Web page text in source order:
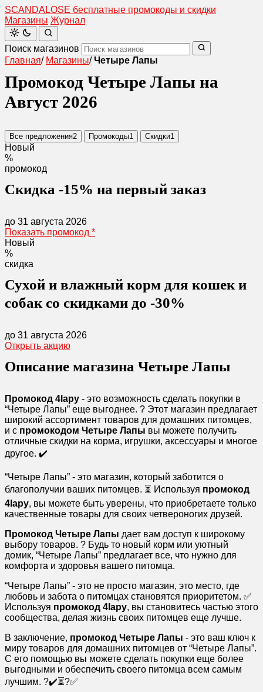
SCANDALOSE бесплатные промокоды и скидки
Магазины Журнал
Поиск магазинов
Главная/ Магазины/ Четыре Лапы
Промокод Четыре Лапы на
Август 2026
Все предложения2 Промокоды1 Скидки1
Новый
%
промокод
Скидка -15% на первый заказ
до 31 августа 2026
Показать промокод *
Новый
%
скидка
Сухой и влажный корм для кошек и
собак со скидками до -30%
до 31 августа 2026
Открыть акцию
Описание магазина Четыре Лапы
Промокод 4lapy - это возможность сделать покупки в
“Четыре Лапы” еще выгоднее. ? Этот магазин предлагает
широкий ассортимент товаров для домашних питомцев,
и с промокодом Четыре Лапы вы можете получить
отличные скидки на корма, игрушки, аксессуары и многое
другое. ✔️
“Четыре Лапы” - это магазин, который заботится о
благополучии ваших питомцев. ⏳ Используя промокод
4lapy, вы можете быть уверены, что приобретаете только
качественные товары для своих четвероногих друзей.
Промокод Четыре Лапы дает вам доступ к широкому
выбору товаров. ? Будь то новый корм или уютный
домик, “Четыре Лапы” предлагает все, что нужно для
комфорта и здоровья вашего питомца.
“Четыре Лапы” - это не просто магазин, это место, где
любовь и забота о питомцах становятся приоритетом. ✅
Используя промокод 4lapy, вы становитесь частью этого
сообщества, делая жизнь своих питомцев еще лучше.
В заключение, промокод Четыре Лапы - это ваш ключ к
миру товаров для домашних питомцев от “Четыре Лапы”.
С его помощью вы можете сделать покупки еще более
выгодными и обеспечить своего питомца всем самым
лучшим. ?✔️⏳?✅